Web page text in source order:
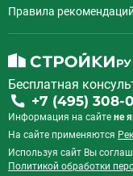
Правила рекомендаций
Бесплатная
+7 (495) 308-
Информация на сайте не
На сайте применяются
Используя сайт Вы
Политикой обработки